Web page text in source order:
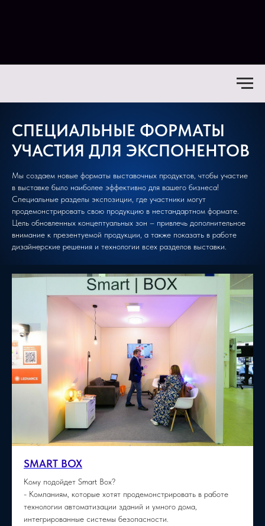
СПЕЦИАЛЬНЫЕ ФОРМАТЫ
УЧАСТИЯ ДЛЯ ЭКСПОНЕНТОВ
Мы создаем новые форматы выставочных продуктов, чтобы участие
в выставке было наиболее эффективно для вашего бизнеса!
Специальные разделы экспозиции, где участники могут
продемонстрировать свою продукцию в нестандартном формате.
Цель обновленных концептуальных зон – привлечь дополнительное
внимание к презентуемой продукции, а также показать в работе
дизайнерские решения и технологии всех разделов выставки.
SMART BOX
Кому подойдет Smart Box?
- Компаниям, которые хотят продемонстрировать в работе
технологии автоматизации зданий и умного дома,
интегрированные системы безопасности.